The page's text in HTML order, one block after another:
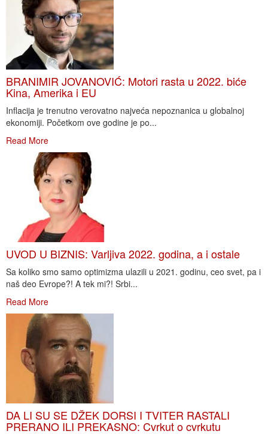
BRANIMIR JOVANOVIĆ: Motori rasta u 2022. biće
Kina, Amerika i EU
Inflacija je trenutno verovatno najveća nepoznanica u globalnoj
ekonomiji. Početkom ove godine je po...
Read More
UVOD U BIZNIS: Varljiva 2022. godina, a i ostale
Sa koliko smo samo optimizma ulazili u 2021. godinu, ceo svet, pa i
naš deo Evrope?! A tek mi?! Srbi...
Read More
DA LI SU SE DŽEK DORSI I TVITER RASTALI
PRERANO ILI PREKASNO: Cvrkut o cvrkutu